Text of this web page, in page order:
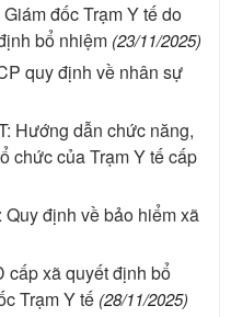
đốc Trạm Y tế do
bổ nhiệm (23/11/2025)
quy định về nhân sự
Hướng dẫn chức năng,
chức của Trạm Y tế cấp
định về bảo hiểm xã
cấp xã quyết định bổ
Trạm Y tế (28/11/2025)